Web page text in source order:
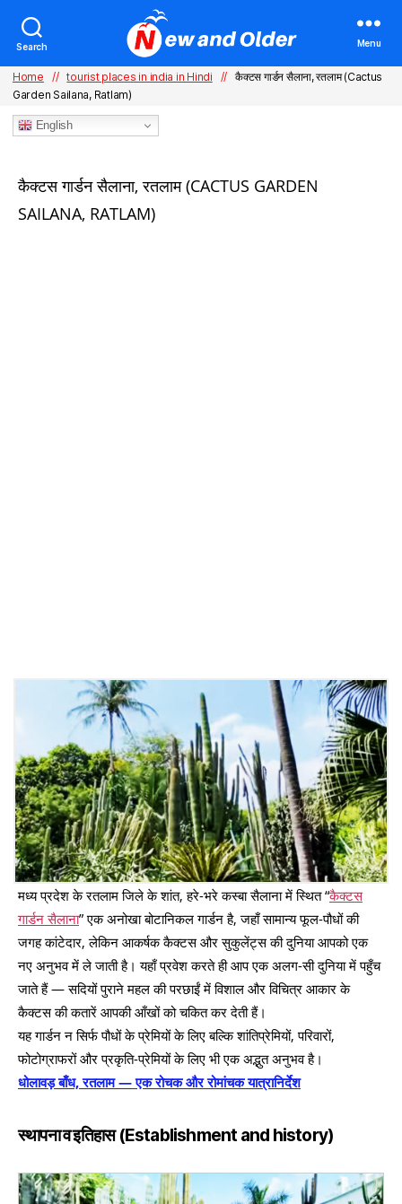
Search Menu
Home // tourist places in india in Hindi //
कैक्टस गार्डन सैलाना, रतलाम (Cactus
Garden Sailana, Ratlam)
English
Categories
कैक्टस गार्डन सैलाना, रतलाम (CACTUS GARDEN
SAILANA, RATLAM)
मध्य प्रदेश के रतलाम जिले के शांत, हरे-भरे कस्बा सैलाना में स्थित “कैक्टस
गार्डन सैलाना” एक अनोखा बोटानिकल गार्डन है, जहाँ सामान्य फूल-पौधों की
जगह कांटेदार, लेकिन आकर्षक कैक्टस और सुकुलेंट्स की दुनिया आपको एक
नए अनुभव में ले जाती है। यहाँ प्रवेश करते ही आप एक अलग-सी दुनिया में पहुँच
जाते हैं — सदियों पुराने महल की परछाईं में विशाल और विचित्र आकार के
कैक्टस की कतारें आपकी आँखों को चकित कर देती हैं।
यह गार्डन न सिर्फ पौधों के प्रेमियों के लिए बल्कि शांतिप्रेमियों, परिवारों,
फोटोग्राफरों और प्रकृति-प्रेमियों के लिए भी एक अद्भुत अनुभव है।
धोलावड़ बाँध, रतलाम — एक रोचक और रोमांचक यात्रानिर्देश
स्थापना व इतिहास (Establishment and history)